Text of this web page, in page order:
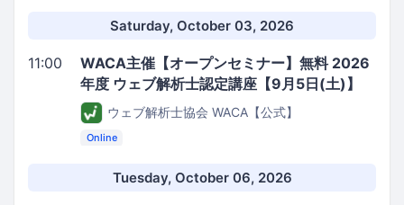
Saturday, October 03, 2026
11:00
WACA主催【オープンセミナー】無料 2026
年度 ウェブ解析士認定講座【9月5日(土)】
ウェブ解析士協会 WACA【公式】
Online
Tuesday, October 06, 2026